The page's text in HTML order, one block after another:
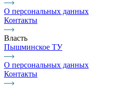
О персональных данных
Контакты
Власть
Пышминское ТУ
О персональных данных
Контакты